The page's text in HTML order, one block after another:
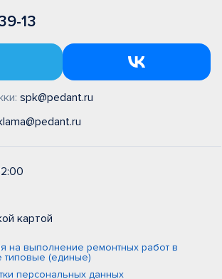
13
spk@pedant.ru
картой
на выполнение ремонтных работ в
типовые (единые)
персональных данных